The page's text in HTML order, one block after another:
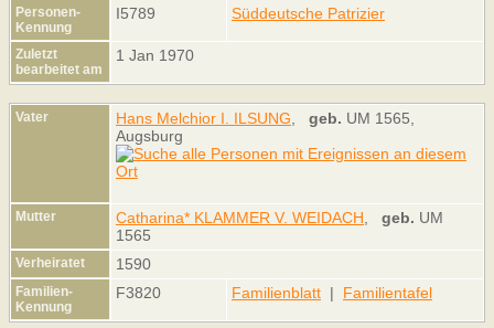
Personen-
Kennung
I5789 Süddeutsche Patrizier
Zuletzt
bearbeitet am
1 Jan 1970
Vater Hans Melchior I. ILSUNG geb. UM 1565,
Augsburg
Mutter Catharina* KLAMMER V. WEIDACH geb. UM
1565
Verheiratet 1590
Familien-
Kennung
F3820 Familienblatt | Familientafel